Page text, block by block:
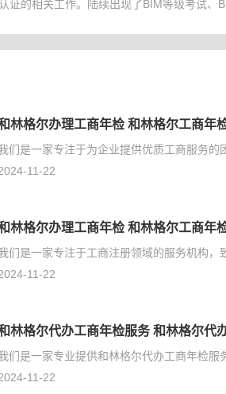
证的相关工作。陆续出现了BIM等级考试、
林格尔办理工商年检 和林格尔工商年
们是一家专注于为企业提供优质工商服务
11-22
林格尔办理工商年检 和林格尔工商年
们是一家专注于工商注册领域的服务机构
11-22
林格尔代办工商年检服务 和林格尔代
们是一家专业提供和林格尔代办工商年检
11-22